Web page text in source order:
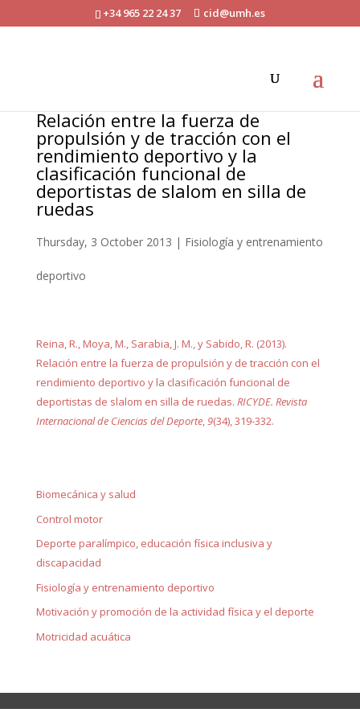
+34 965 22 24 37 cid@umh.es
Relación entre la fuerza de
propulsión y de tracción con el
rendimiento deportivo y la
clasificación funcional de
deportistas de slalom en silla de
ruedas
Thursday, 3 October 2013 | Fisiología y entrenamiento
deportivo
Reina, R., Moya, M., Sarabia, J. M., y Sabido, R. (2013).
Relación entre la fuerza de propulsión y de tracción con el
rendimiento deportivo y la clasificación funcional de
deportistas de slalom en silla de ruedas. RICYDE. Revista
Internacional de Ciencias del Deporte,9(34), 319-332.
Biomecánica y salud
Control motor
Deporte paralímpico, educación física inclusiva y
discapacidad
Fisiología y entrenamiento deportivo
Motivación y promoción de la actividad física y el deporte
Motricidad acuática